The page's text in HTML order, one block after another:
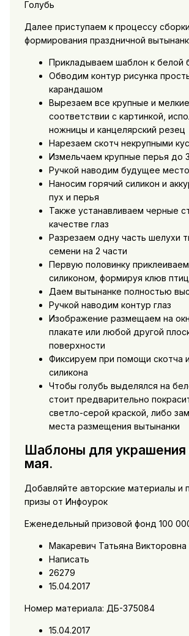
Голубь
Далее приступаем к процессу
формирования праздничной
Прикладываем шаблон к белой
Обводим контур рисунка
карандашом
Вырезаем все крупные и
соответствии с картинкой,
ножницы и канцелярский резец
Нарезаем скотч некрупными
Измельчаем крупные перья до
Ручкой наводим будущее место
Наносим горячий силикон и
пух и перья
Также устанавливаем черные
качестве глаз
Разрезаем одну часть шелухи
семени на 2 части
Первую половинку
силиконом, формируя клюв
Даем вытынанке полностью
Ручкой наводим контур глаз
Изображение размещаем на
плакате или любой другой
поверхности
Фиксируем при помощи скотча
силикона
Чтобы голубь выделялся на
стоит предварительно
светло-серой краской, либо
места размещения вытынанки
Шаблоны для украшения
мая.
Добавляйте авторские материалы и
призы от Инфоурок
Еженедельный призовой фонд 100
Макаревич Татьяна Викторовна
Написать
26279
15.04.2017
Номер материала: ДБ-375084
15.04.2017